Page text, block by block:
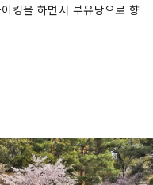
킹을 하면서 부유당으로 향